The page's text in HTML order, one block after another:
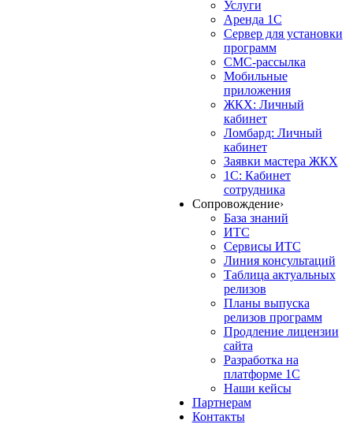
Услуги
Аренда 1С
Сервер для установки
программ
СМС-рассылка
Мобильные
приложения
ЖКХ: Личный
кабинет
Ломбард: Личный
кабинет
Заявки мастера ЖКХ
1С: Кабинет
сотрудника
Сопровождение›
База знаний
ИТС
Сервисы ИТС
Линия консультаций
Таблица актуальных
релизов
Планы выпуска
релизов программ
Продление лицензии
сайта
Разработка на
платформе 1С
Наши кейсы
Партнерам
Контакты